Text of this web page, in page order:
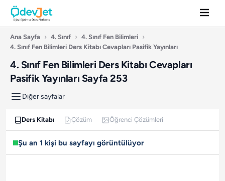
Ana Sayfa › 4. Sınıf › 4. Sınıf Fen Bilimleri ›
4. Sınıf Fen Bilimleri Ders Kitabı Cevapları Pasifik Yayınları
4. Sınıf Fen Bilimleri Ders Kitabı Cevapları
Pasifik Yayınları Sayfa 253
Diğer sayfalar
Ders Kitabı Çözüm Öğrenci Çözümleri
Şu an 1 kişi bu sayfayı görüntülüyor